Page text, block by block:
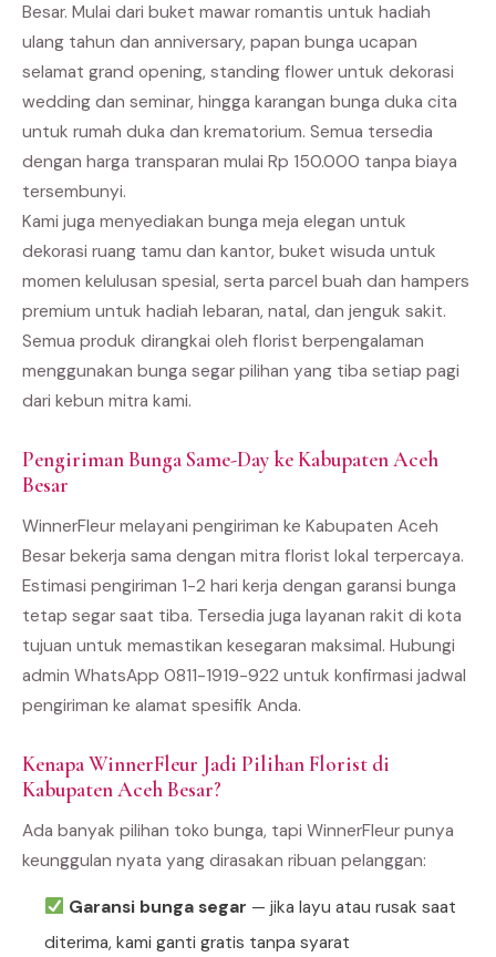
Besar. Mulai dari buket mawar romantis untuk hadiah
ulang tahun dan anniversary, papan bunga ucapan
selamat grand opening, standing flower untuk dekorasi
wedding dan seminar, hingga karangan bunga duka cita
untuk rumah duka dan krematorium. Semua tersedia
dengan harga transparan mulai Rp 150.000 tanpa biaya
tersembunyi.
Kami juga menyediakan bunga meja elegan untuk
dekorasi ruang tamu dan kantor, buket wisuda untuk
momen kelulusan spesial, serta parcel buah dan hampers
premium untuk hadiah lebaran, natal, dan jenguk sakit.
Semua produk dirangkai oleh florist berpengalaman
menggunakan bunga segar pilihan yang tiba setiap pagi
dari kebun mitra kami.
Pengiriman Bunga Same-Day ke Kabupaten Aceh
Besar
WinnerFleur melayani pengiriman ke Kabupaten Aceh
Besar bekerja sama dengan mitra florist lokal terpercaya.
Estimasi pengiriman 1-2 hari kerja dengan garansi bunga
tetap segar saat tiba. Tersedia juga layanan rakit di kota
tujuan untuk memastikan kesegaran maksimal. Hubungi
admin WhatsApp 0811-1919-922 untuk konfirmasi jadwal
pengiriman ke alamat spesifik Anda.
Kenapa WinnerFleur Jadi Pilihan Florist di
Kabupaten Aceh Besar?
Ada banyak pilihan toko bunga, tapi WinnerFleur punya
keunggulan nyata yang dirasakan ribuan pelanggan:
Garansi bunga segar — jika layu atau rusak saat
diterima, kami ganti gratis tanpa syarat